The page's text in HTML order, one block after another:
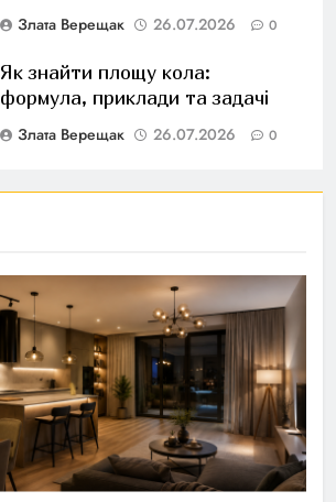
Злата Верещак 26.07.2026 0
Як знайти площу кола:
формула, приклади та задачі
Злата Верещак 26.07.2026 0